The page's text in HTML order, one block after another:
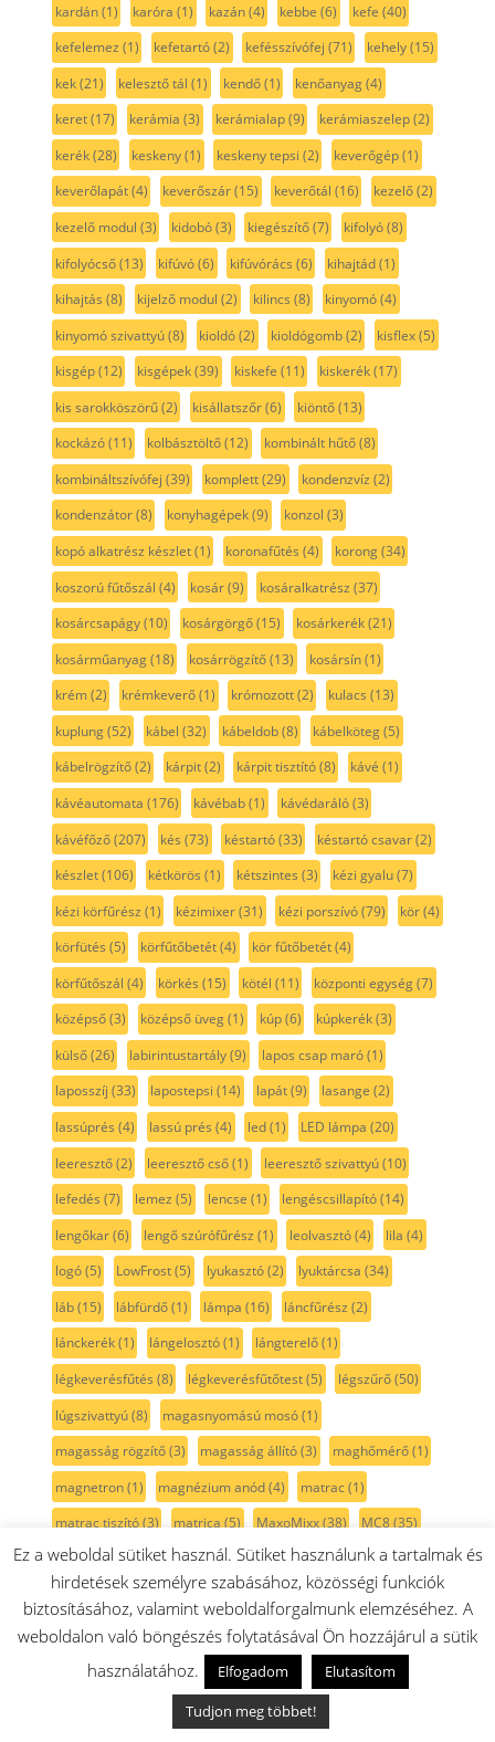
kardán(1) karóra (1) kazán(4) kebbe (6) kefe (40)
kefelemez (1) kefetartó(2) kefésszívófej (71) kehely(15)
kek(21) kelesztő tál (1) kendő(1) kenőanyag(4)
keret(17) kerámia (3) kerámialap(9) kerámiaszelep(2)
kerék(28) keskeny(1) keskeny tepsi (2) keverőgép(1)
keverőlapát(4) keverőszár(15) keverőtál (16) kezelő(2)
kezelő modul (3) kidobó(3) kiegészítő(7) kifolyó(8)
kifolyócső(13) kifúvó(6) kifúvórács (6) kihajtád(1)
kihajtás (8) kijelző modul (2) kilincs (8) kinyomó(4)
kinyomó szivattyú(8) kioldó(2) kioldógomb(2) kisflex(5)
kisgép(12) kisgépek(39) kiskefe (11) kiskerék(17)
kis sarokköszörű(2) kisállatszőr(6) kiöntő(13)
kockázó(11) kolbásztöltő(12) kombinált hűtő(8)
kombináltszívófej (39) komplett(29) kondenzvíz (2)
kondenzátor(8) konyhagépek(9) konzol (3)
kopó alkatrész készlet(1) koronafűtés (4) korong(34)
koszorú fűtőszál (4) kosár(9) kosáralkatrész (37)
kosárcsapágy(10) kosárgörgő(15) kosárkerék(21)
kosárműanyag(18) kosárrögzítő(13) kosársín(1)
krém(2) krémkeverő(1) krómozott(2) kulacs (13)
kuplung(52) kábel (32) kábeldob(8) kábelköteg(5)
kábelrögzítő(2) kárpit(2) kárpit tisztító(8) kávé (1)
kávéautomata (176) kávébab(1) kávédaráló(3)
kávéfőző(207) kés (73) késtartó(33) késtartó csavar(2)
készlet(106) kétkörös (1) kétszintes (3) kézi gyalu(7)
kézi körfűrész (1) kézimixer(31) kézi porszívó(79) kör(4)
körfütés (5) körfűtőbetét(4) kör fűtőbetét(4)
körfűtőszál (4) körkés (15) kötél (11) központi egység(7)
középső(3) középső üveg(1) kúp(6) kúpkerék(3)
külső(26) labirintustartály(9) lapos csap maró(1)
laposszíj (33) lapostepsi (14) lapát(9) lasange (2)
lassúprés (4) lassú prés (4) led(1) LED lámpa (20)
leeresztő(2) leeresztő cső(1) leeresztő szivattyú(10)
lefedés (7) lemez (5) lencse (1) lengéscsillapító(14)
lengőkar(6) lengő szúrófűrész (1) leolvasztó(4) lila (4)
logó(5) LowFrost(5) lyukasztó(2) lyuktárcsa (34)
láb(15) lábfürdő(1) lámpa (16) láncfűrész (2)
lánckerék(1) lángelosztó(1) lángterelő(1)
légkeverésfűtés (8) légkeverésfűtőtest(5) légszűrő(50)
lúgszivattyú(8) magasnyomású mosó(1)
magasság rögzítő(3) magasság állító(3) maghőmérő(1)
magnetron(1) magnézium anód(4) matrac(1)
matrac tiszító(3) matrica (5) MaxoMixx(38) MC8(35)
MCM(98) mechanika(1) meghajtó (8) meghajtószíj(39)
melitta(1) metélt(1) MFW3xxx(6) mfw6xxx(31)
MFW45XXX(24) mfws4(5) MFWS6(9) Miele(1)
mikrofilter(47) mikrohullámú sütő(41) mikroszűrő(51)
(89) mixergép(6) mixer szár
Ez a weboldal sütiket használ. Sütiket használunk a tartalmak és
hirdetések személyre szabásához, közösségi funkciók
biztosításához, valamint weboldalforgalmunk elemzéséhez. A
weboldalon való böngészés folytatásával Ön hozzájárul a sütik
használatához.
Elfogadom
Elutasítom
Tudjon meg többet!